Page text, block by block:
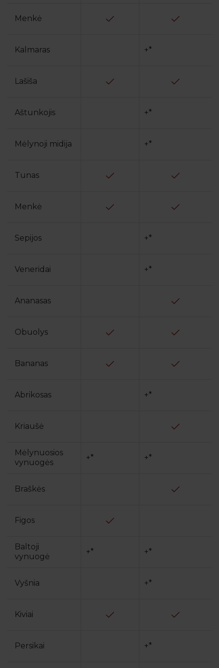
Menkė
Kalmaras +*
Lašiša
Aštunkojis +*
Mėlynoji midija +*
Tunas
Menkė
Sepijos +*
Veneridai +*
Ananasas
Obuolys
Bananas
Abrikosas +*
Kriaušė
Mėlynuosios
vynuogės
+* +*
Braškės
Figos
Baltoji
vynuogė
+* +*
Vyšnia +*
Kiviai
Persikai +*